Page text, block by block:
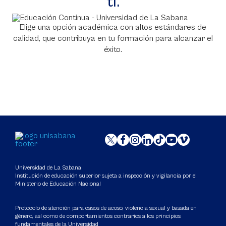
Elige una opción académica con altos estándares de
calidad, que contribuya en tu formación para alcanzar el
éxito.
Universidad de La Sabana
Institución de educación superior sujeta a inspección y vigilancia por el
Ministerio de Educación Nacional
Protocolo de atención para casos de acoso, violencia sexual y basada en
género, así como de comportamientos contrarios a los principios
fundamentales de la Universidad